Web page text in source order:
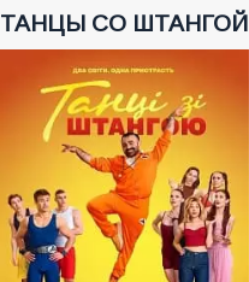
ТАНЦЫ СО ШТАНГОЙ